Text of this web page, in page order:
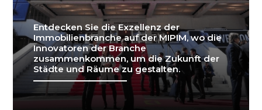
Entdecken Sie die Exzellenz der
Immobilienbranche auf der MIPIM, wo die
Innovatoren der Branche
zusammenkommen, um die Zukunft der
Städte und Räume zu gestalten.